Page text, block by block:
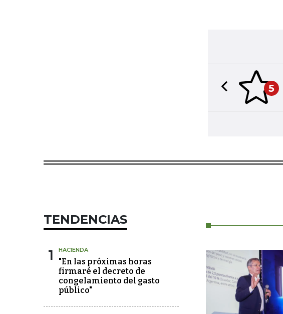
5
Previous slide
TENDENCIAS
1 HACIENDA
"En las próximas horas
firmaré el decreto de
congelamiento del gasto
público"